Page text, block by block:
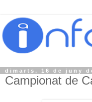
dimarts, 16 de juny
Campionat de